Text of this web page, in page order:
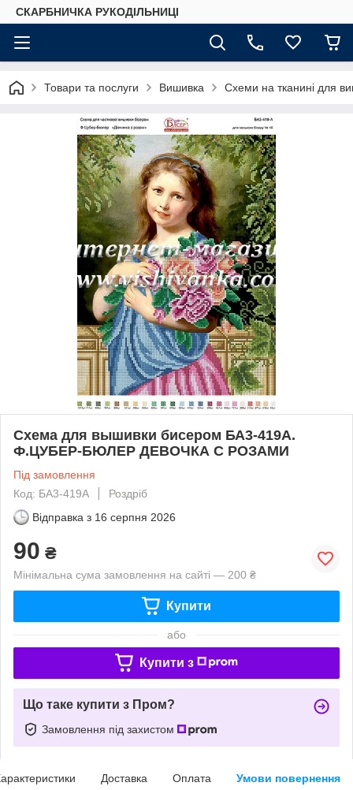
СКАРБНИЧКА РУКОДІЛЬНИЦІ
Товари та послуги Вишивка Схеми на тканині для
Схема для вышивки бисером БА3-419А.
Ф.ЦУБЕР-БЮЛЕР ДЕВОЧКА С РОЗАМИ
Під замовлення
Код: БА3-419А
Роздріб
Відправка з 16 серпня 2026
90 ₴
Мінімальна сума замовлення на сайті — 200 ₴
Купити
або
Купити з
Що таке купити з Пром?
Замовлення під захистом
Доставка Оплата Умови повернення